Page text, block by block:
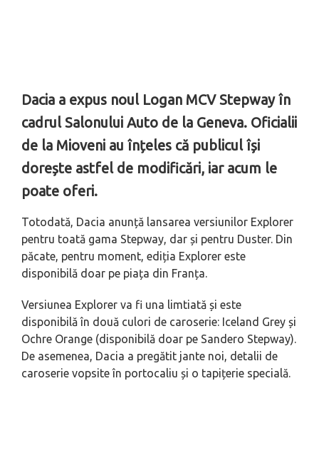
Dacia a expus noul Logan MCV Stepway în
cadrul Salonului Auto de la Geneva. Oficialii
de la Mioveni au înțeles că publicul își
dorește astfel de modificări, iar acum le
poate oferi.
Totodată, Dacia anunță lansarea versiunilor Explorer
pentru toată gama Stepway, dar și pentru Duster. Din
păcate, pentru moment, ediția Explorer este
disponibilă doar pe piața din Franța.
Versiunea Explorer va fi una limtiată și este
disponibilă în două culori de caroserie: Iceland Grey și
Ochre Orange (disponibilă doar pe Sandero Stepway).
De asemenea, Dacia a pregătit jante noi, detalii de
caroserie vopsite în portocaliu și o tapițerie specială.